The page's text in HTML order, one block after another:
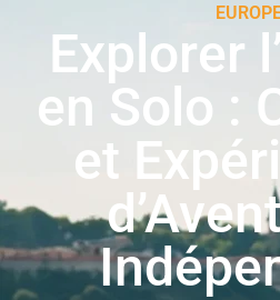
Explorer
en Solo :
et